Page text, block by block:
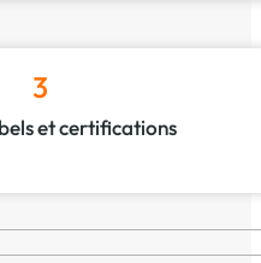
3
et certifications